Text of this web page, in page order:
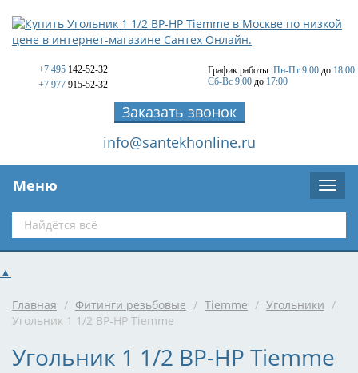
+7 495 142-52-32
+7 977 915-52-32
График работы: Пн-Пт 9:00 до 18:00
Сб-Вс 9:00 до 17:00
Заказать звонок
info@santekhonline.ru
Меню
▲
Главная / Фитинги резьбовые / Tiemme / Угольники /
Угольник 1 1/2 ВР-НР Tiemme
Угольник 1 1/2 ВР-НР Tiemme